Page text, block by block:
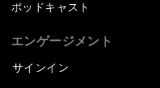
ポッドキャスト
エンゲージメント
サインイン